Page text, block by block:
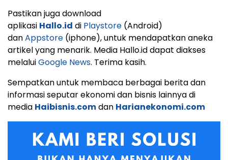
Pastikan juga download
aplikasi Hallo.id di Playstore (Android)
danAppstore (iphone), untuk mendapatkan aneka
artikel yang menarik. Media Hallo.id dapat diakses
melaluiGoogle News. Terima kasih.
Sempatkan untuk membaca berbagai berita dan
informasi seputar ekonomi dan bisnis lainnya di
media Haibisnis.comdan Harianekonomi.com